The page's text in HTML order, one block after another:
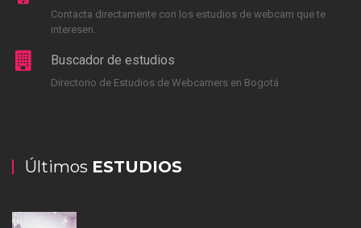
Contacta directamente con los estudios de webcam que te
interesen.
Buscador de estudios
Directorio de Estudios de Webcamers en Bogotá
Últimos ESTUDIOS